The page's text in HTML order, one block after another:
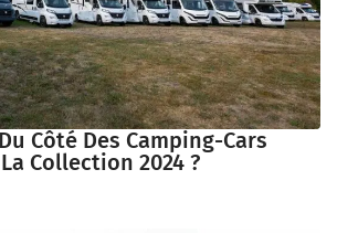
Côté Des Camping-Cars
Collection 2024 ?